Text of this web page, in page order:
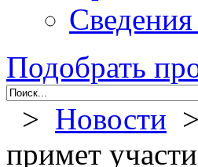
Подобрать
> Новости >
примет